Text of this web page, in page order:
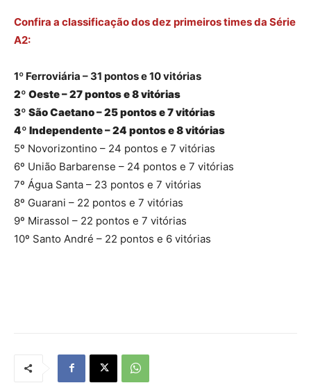
Confira a classificação dos dez primeiros times da Série
A2:
1º Ferroviária – 31 pontos e 10 vitórias
2º Oeste – 27 pontos e 8 vitórias
3º São Caetano – 25 pontos e 7 vitórias
4º Independente – 24 pontos e 8 vitórias
5º Novorizontino – 24 pontos e 7 vitórias
6º União Barbarense – 24 pontos e 7 vitórias
7º Água Santa – 23 pontos e 7 vitórias
8º Guarani – 22 pontos e 7 vitórias
9º Mirassol – 22 pontos e 7 vitórias
10º Santo André – 22 pontos e 6 vitórias